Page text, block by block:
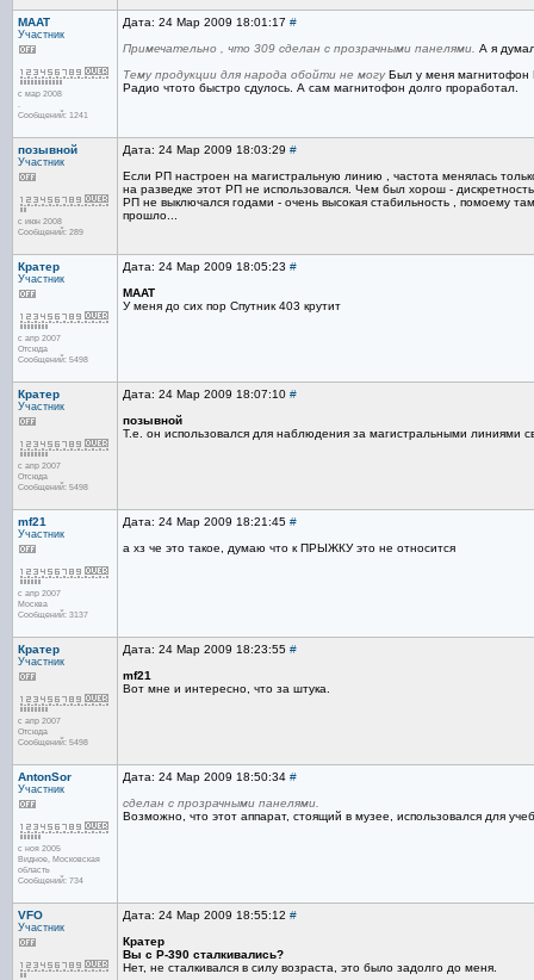
MAAT
Участник
с мар 2008
.
Сообщений: 1241
Дата: 24 Мар 2009 18:01:17 #
Примечательно , что 309 сделан с прозрачными панелями. А я
Тему продукции для народа обойти не могуБыл у меня магнитофон
Радио чтото быстро сдулось. А сам магнитофон долго проработал.
позывной
Участник
с июн 2008
Сообщений: 289
Дата: 24 Мар 2009 18:03:29 #
Если РП настроен на магистральную линию , частота менялась
на разведке этот РП не использовался. Чем был хорош -
РП не выключался годами - очень высокая стабильность , помоему
прошло...
Кратер
Участник
с апр 2007
Отсюда
Сообщений: 5498
Дата: 24 Мар 2009 18:05:23 #
MAAT
У меня до сих пор Спутник 403 крутит
Кратер
Участник
с апр 2007
Отсюда
Сообщений: 5498
Дата: 24 Мар 2009 18:07:10 #
позывной
Т.е. он использовался для наблюдения за магистральными линиями
mf21
Участник
с апр 2007
Москва
Сообщений: 3137
Дата: 24 Мар 2009 18:21:45 #
а хз че это такое, думаю что к ПРЫЖКУ это не относится
Кратер
Участник
с апр 2007
Отсюда
Сообщений: 5498
Дата: 24 Мар 2009 18:23:55 #
mf21
Вот мне и интересно, что за штука.
AntonSor
Участник
с ноя 2005
Видное, Московская
область
Сообщений: 734
Дата: 24 Мар 2009 18:50:34 #
сделан с прозрачными панелями.
Возможно, что этот аппарат, стоящий в музее, использовался для
VFO
Участник
Дата: 24 Мар 2009 18:55:12 #
Кратер
Вы с Р-390 сталкивались?
Нет, не сталкивался в силу возраста, это было задолго до меня.